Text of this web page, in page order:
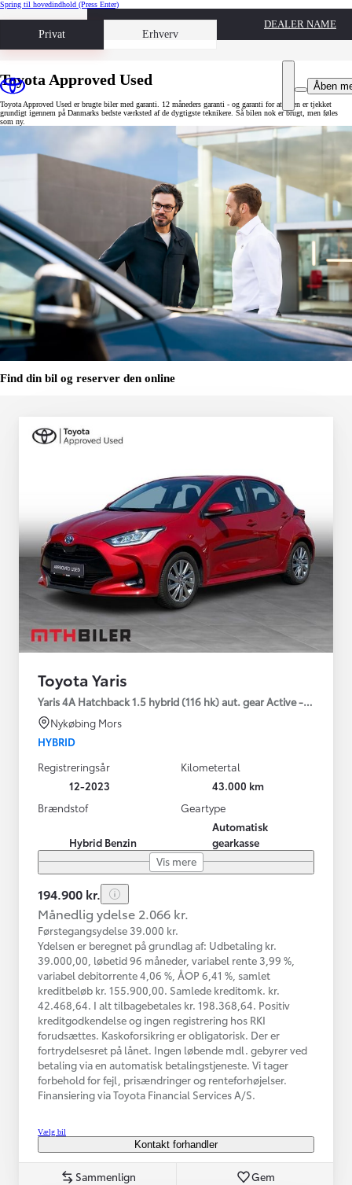
Spring til hovedindhold (Press Enter)
Privat Erhverv
Book prøvetur
DEALER NAME
Åben
Toyota Approved Used
Toyota Approved Used er brugte biler med garanti. 12 måneders garanti - og garanti for at bilen er tjekket
grundigt igennem på Danmarks bedste værksted af de dygtigste teknikere. Så bilen nok er brugt, men føles
som ny.
Find din bil og reserver den online
Toyota Yaris
Yaris 4A Hatchback 1.5 hybrid (116 hk) aut. gear Active -
Nykøbing Mors
HYBRID
Registreringsår
12-2023
Kilometertal
43.000 km
Brændstof
Hybrid Benzin
Geartype
Automatisk
gearkasse
Vis mere
194.900 kr.
Månedlig ydelse 2.066 kr.
Førstegangsydelse 39.000 kr.
Ydelsen er beregnet på grundlag af: Udbetaling kr.
39.000,00, løbetid 96 måneder, variabel rente 3,99 %,
variabel debitorrente 4,06 %, ÅOP 6,41 %, samlet
kreditbeløb kr. 155.900,00. Samlede kreditomk. kr.
42.468,64. I alt tilbagebetales kr. 198.368,64. Positiv
kreditgodkendelse og ingen registrering hos RKI
forudsættes. Kaskoforsikring er obligatorisk. Der er
fortrydelsesret på lånet. Ingen løbende mdl. gebyrer ved
betaling via en automatisk betalingstjeneste. Vi tager
forbehold for fejl, prisændringer og renteforhøjelser.
Finansiering via Toyota Financial Services A/S.
Vælg bil
Kontakt forhandler
Sammenlign Gem